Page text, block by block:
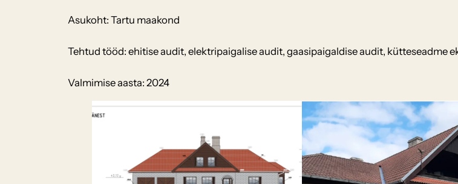
Asukoht: Tartu maakond
Tehtud tööd: ehitise audit, elektripaigalise audit, gaasipaigaldise audit, kütteseadme
Valmimise aasta: 2024